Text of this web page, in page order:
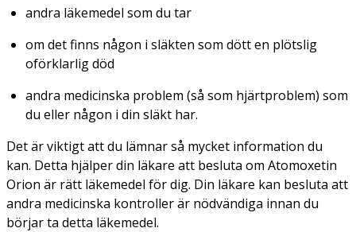
andra läkemedel som du tar
om det finns någon i släkten som dött en plötslig
oförklarlig död
andra medicinska problem (så som hjärtproblem) som
du eller någon i din släkt har.
Det är viktigt att du lämnar så mycket information du
kan. Detta hjälper din läkare att besluta om Atomoxetin
Orion är rätt läkemedel för dig. Din läkare kan besluta att
andra medicinska kontroller är nödvändiga innan du
börjar ta detta läkemedel.